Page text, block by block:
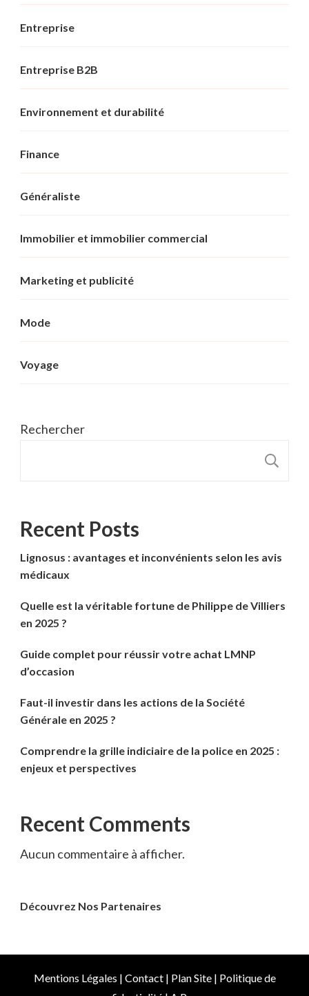
Entreprise
Entreprise B2B
Environnement et durabilité
Finance
Généraliste
Immobilier et immobilier commercial
Marketing et publicité
Mode
Voyage
Rechercher
Recent Posts
Lignosus : avantages et inconvénients selon les avis
médicaux
Quelle est la véritable fortune de Philippe de Villiers
en 2025 ?
Guide complet pour réussir votre achat LMNP
d’occasion
Faut-il investir dans les actions de la Société
Générale en 2025 ?
Comprendre la grille indiciaire de la police en 2025 :
enjeux et perspectives
Recent Comments
Aucun commentaire à afficher.
Découvrez Nos Partenaires
Mentions Légales | Contact| Plan Site| Politique de